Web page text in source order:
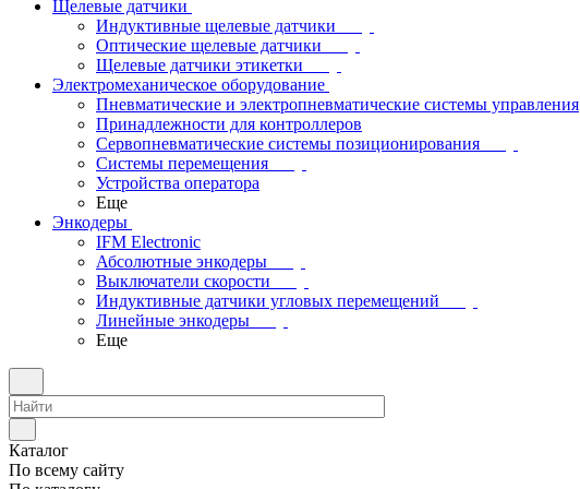
Щелевые датчики
Индуктивные щелевые датчики
Оптические щелевые датчики
Щелевые датчики этикетки
Электромеханическое оборудование
Пневматические и электропневматические системы управления
Принадлежности для контроллеров
Сервопневматические системы позиционирования
Системы перемещения
Устройства оператора
Еще
Энкодеры
IFM Electronic
Абсолютные энкодеры
Выключатели скорости
Индуктивные датчики угловых перемещений
Линейные энкодеры
Еще
Каталог
По всему сайту